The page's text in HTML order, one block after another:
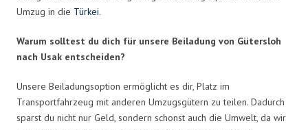
Umzug in die Türkei.
Warum solltest du dich für unsere Beiladung von Gütersloh
nach Usak entscheiden?
Unsere Beiladungsoption ermöglicht es dir, Platz im
Transportfahrzeug mit anderen Umzugsgütern zu teilen. Dadurch
sparst du nicht nur Geld, sondern schonst auch die Umwelt, da wir